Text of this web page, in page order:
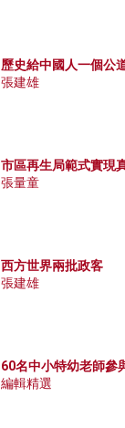
歷史給中國人一個公
張建雄
市區再生局範式實現
張量童
西方世界兩批政客
張建雄
60名中小特幼老師參
編輯精選